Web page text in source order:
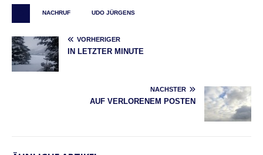
NACHRUF UDO JÜRGENS
VORHERIGER
IN LETZTER MINUTE
NÄCHSTER
AUF VERLORENEM POSTEN